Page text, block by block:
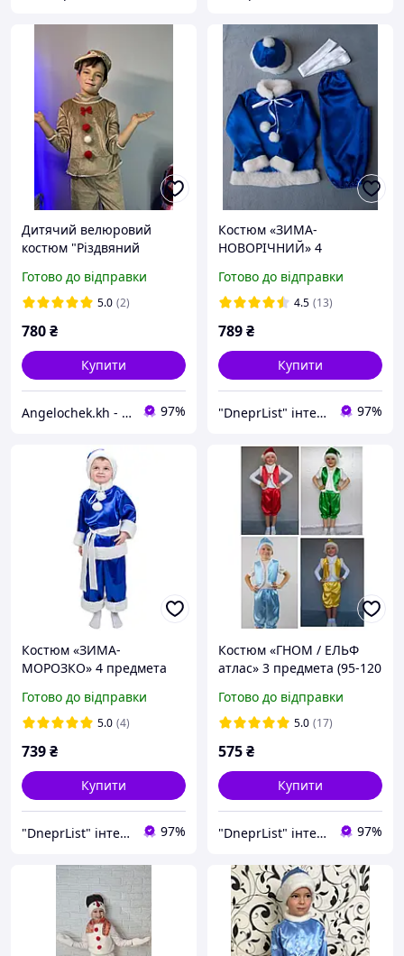
Дитячий велюровий
костюм "Різдвяний
костюм Пряник
Готово до відправки
5.0 (2)
780₴
Купити
Angelochek.kh - інтернет-магазин дитячих товарів та настільних ігор 97%
Костюм «ЗИМА-
НОВОРІЧНИЙ» 4
Готово до відправки
4.5 (13)
789₴
Купити
"DneprList" інтернет магазин 97%
Костюм «ЗИМА-
МОРОЗКО» 4 предмета
Готово до відправки
5.0 (4)
739₴
Купити
"DneprList" інтернет магазин 97%
Костюм «ГНОМ / ЕЛЬФ
атлас» 3 предмета (95-120
Готово до відправки
5.0 (17)
575₴
Купити
"DneprList" інтернет магазин 97%